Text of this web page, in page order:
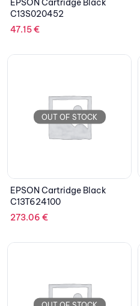
EPSON Cartridge Black
C13S020452
47.15€
OUT OF STOCK
EPSON Cartridge Black
C13T624100
273.06 €